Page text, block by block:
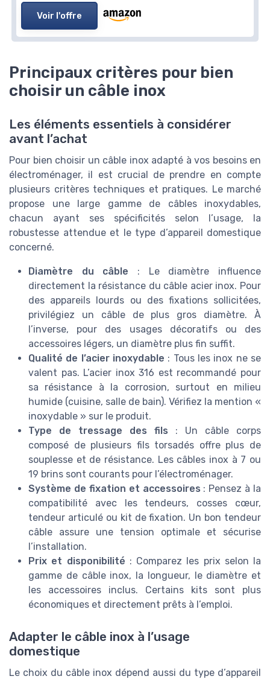
Voir l'offre
Principaux critères pour bien
choisir un câble inox
Les éléments essentiels à considérer
avant l’achat
Pour bien choisir un câble inox adapté à vos besoins en
électroménager, il est crucial de prendre en compte
plusieurs critères techniques et pratiques. Le marché
propose une large gamme de câbles inoxydables,
chacun ayant ses spécificités selon l’usage, la
robustesse attendue et le type d’appareil domestique
concerné.
Diamètre du câble : Le diamètre influence
directement la résistance du câble acier inox. Pour
des appareils lourds ou des fixations sollicitées,
privilégiez un câble de plus gros diamètre. À
l’inverse, pour des usages décoratifs ou des
accessoires légers, un diamètre plus fin suffit.
Qualité de l’acier inoxydable : Tous les inox ne se
valent pas. L’acier inox 316 est recommandé pour
sa résistance à la corrosion, surtout en milieu
humide (cuisine, salle de bain). Vérifiez la mention «
inoxydable » sur le produit.
Type de tressage des fils : Un câble corps
composé de plusieurs fils torsadés offre plus de
souplesse et de résistance. Les câbles inox à 7 ou
19 brins sont courants pour l’électroménager.
Système de fixation et accessoires : Pensez à la
compatibilité avec les tendeurs, cosses cœur,
tendeur articulé ou kit de fixation. Un bon tendeur
câble assure une tension optimale et sécurise
l’installation.
Prix et disponibilité : Comparez les prix selon la
gamme de câble inox, la longueur, le diamètre et
les accessoires inclus. Certains kits sont plus
économiques et directement prêts à l’emploi.
Adapter le câble inox à l’usage
domestique
Le choix du câble inox dépend aussi du type d’appareil